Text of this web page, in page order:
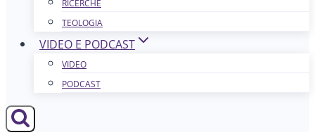
RICERCHE
TEOLOGIA
VIDEO E PODCAST
VIDEO
PODCAST